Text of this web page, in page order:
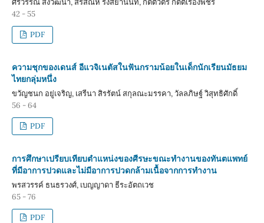
42 - 55
PDF
ความชุกของเดนส์ อีแวจิเนตัสในฟันกรามน้อยในเด็กนักเรียนมัธยม
ไทยกลุ่มหนึ่ง
ขวัญชนก อยู่เจริญ, เสรีนา สิรรัตน์ สกุลณะมรรคา, วัลลภิษฐ์ วิสุทธิศักดิ์
56 - 64
PDF
การศึกษาเปรียบเทียบตำแหน่งของศีรษะขณะทำงานของทันตแพทย์
ที่มีอาการปวดและไม่มีอาการปวดกล้ามเนื้อจากการทำงาน
พรสวรรค์ ธนธรวงศ์, เบญญาดา ธีระอัตถเวช
65 - 76
PDF